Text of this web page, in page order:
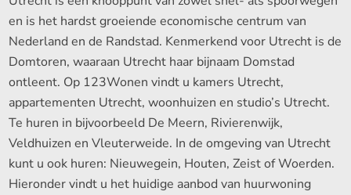
en is het hardst groeiende economische centrum van
Nederland en de Randstad. Kenmerkend voor Utrecht is de
Domtoren, waaraan Utrecht haar bijnaam Domstad
ontleent. Op 123Wonen vindt u kamers Utrecht,
appartementen Utrecht, woonhuizen en studio’s Utrecht.
Te huren in bijvoorbeeld De Meern, Rivierenwijk,
Veldhuizen en Vleuterweide. In de omgeving van Utrecht
kunt u ook huren: Nieuwegein, Houten, Zeist of Woerden.
Hieronder vindt u het huidige aanbod van huurwoning